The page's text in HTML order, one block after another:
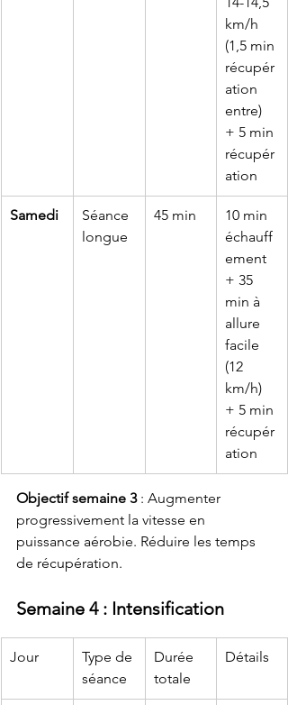
km/h
(1,5 min
récupér
ation
entre)
+ 5 min
récupér
ation
Samedi
Séance
longue
45 min
10 min
échauff
ement
+ 35
min à
allure
facile
(12
km/h)
+ 5 min
récupér
ation
Objectif semaine 3 : Augmenter
progressivement la vitesse en
puissance aérobie. Réduire les temps
de récupération.
Semaine 4 : Intensification
Jour
Type de
séance
Durée
totale
Détails